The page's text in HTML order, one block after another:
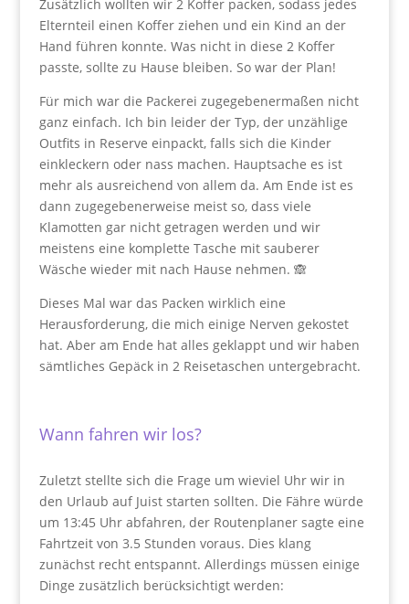
Zusätzlich wollten wir 2 Koffer packen, sodass jedes
Elternteil einen Koffer ziehen und ein Kind an der
Hand führen konnte. Was nicht in diese 2 Koffer
passte, sollte zu Hause bleiben. So war der Plan!
Für mich war die Packerei zugegebenermaßen nicht
ganz einfach. Ich bin leider der Typ, der unzählige
Outfits in Reserve einpackt, falls sich die Kinder
einkleckern oder nass machen. Hauptsache es ist
mehr als ausreichend von allem da. Am Ende ist es
dann zugegebenerweise meist so, dass viele
Klamotten gar nicht getragen werden und wir
meistens eine komplette Tasche mit sauberer
Wäsche wieder mit nach Hause nehmen. 🙈
Dieses Mal war das Packen wirklich eine
Herausforderung, die mich einige Nerven gekostet
hat. Aber am Ende hat alles geklappt und wir haben
sämtliches Gepäck in 2 Reisetaschen untergebracht.
Wann fahren wir los?
Zuletzt stellte sich die Frage um wieviel Uhr wir in
den Urlaub auf Juist starten sollten. Die Fähre würde
um 13:45 Uhr abfahren, der Routenplaner sagte eine
Fahrtzeit von 3.5 Stunden voraus. Dies klang
zunächst recht entspannt. Allerdings müssen einige
Dinge zusätzlich berücksichtigt werden: